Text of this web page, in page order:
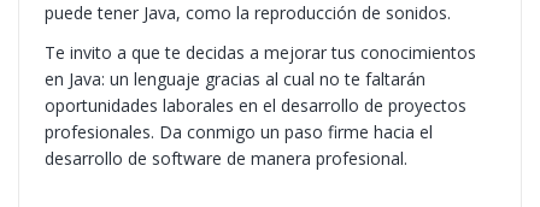
puede tener Java, como la reproducción de sonidos.
Te invito a que te decidas a mejorar tus conocimientos
en Java: un lenguaje gracias al cual no te faltarán
oportunidades laborales en el desarrollo de proyectos
profesionales. Da conmigo un paso firme hacia el
desarrollo de software de manera profesional.